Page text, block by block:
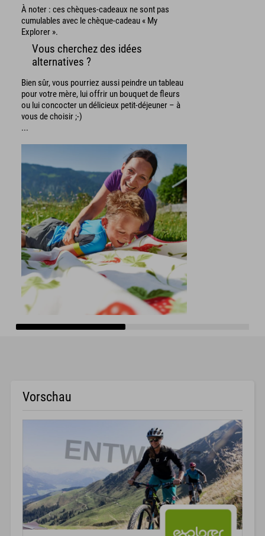
À noter : ces chèques-cadeaux ne sont pas
cumulables avec le chèque-cadeau « My
Explorer ».
Vous cherchez des idées
alternatives ?
Bien sûr, vous pourriez aussi peindre un tableau
pour votre mère, lui offrir un bouquet de fleurs
ou lui concocter un délicieux petit-déjeuner – à
vous de choisir ;-)
...
Vorschau